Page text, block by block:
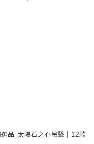
品-太陽石之心吊墜｜12款